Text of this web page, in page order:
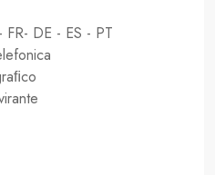
DE - ES - PT